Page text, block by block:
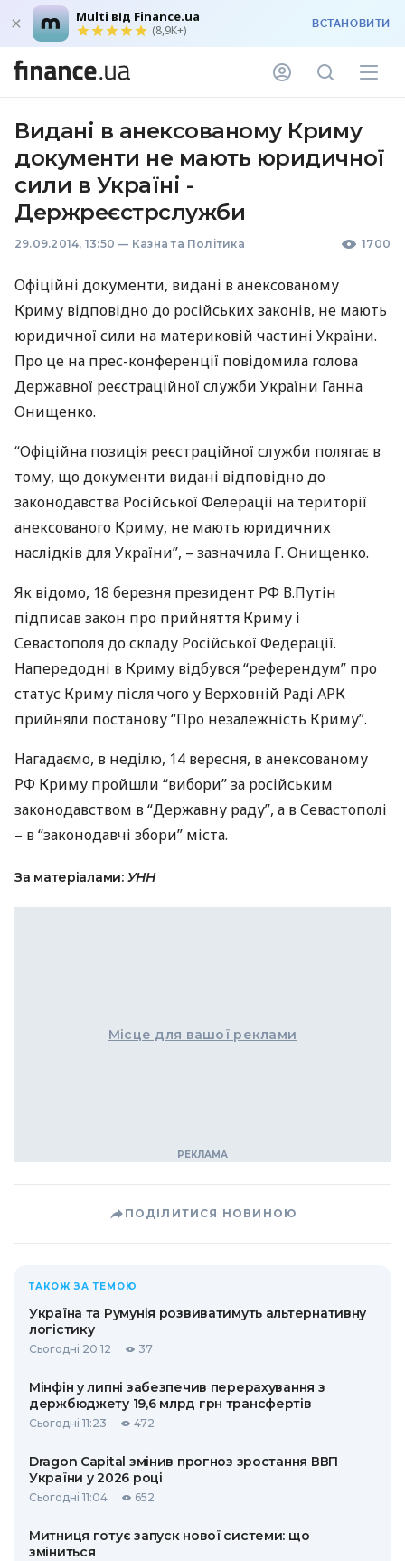
Multi від Finance.ua
(8,9K+) ВСТАНОВИТИ
Видані в анексованому Криму
документи не мають юридичної
сили в Україні -
Держреєстрслужби
29.09.2014, 13:50 — Казна та Політика 1700
Офіційні документи, видані в анексованому
Криму відповідно до російських законів, не мають
юридичної сили на материковій частині України.
Про це на прес-конференції повідомила голова
Державної реєстраційної служби України Ганна
Онищенко.
“Офіційна позиція реєстраційної служби полягає в
тому, що документи видані відповідно до
законодавства Російської Фелераціі на території
анексованого Криму, не мають юридичних
наслідків для України”, – зазначила Г. Онищенко.
Як відомо, 18 березня президент РФ В.Путін
підписав закон про прийняття Криму і
Севастополя до складу Російської Федерації.
Напередодні в Криму відбувся “референдум” про
статус Криму після чого у Верховній Раді АРК
прийняли постанову “Про незалежність Криму”.
Нагадаємо, в неділю, 14 вересня, в анексованому
РФ Криму пройшли “вибори” за російським
законодавством в “Державну раду”, а в Севастополі
– в “законодавчі збори” міста.
За матеріалами: УНН
Місце для вашої реклами
ПОДІЛИТИСЯ НОВИНОЮ
ТАКОЖ ЗА ТЕМОЮ
Україна та Румунія розвиватимуть альтернативну
логістику
Сьогодні 20:12 37
Мінфін у липні забезпечив перерахування з
держбюджету 19,6 млрд грн трансфертів
Сьогодні 11:23 472
Dragon Capital змінив прогноз зростання ВВП
України у 2026 році
Сьогодні 11:04 652
Митниця готує запуск нової системи: що
зміниться